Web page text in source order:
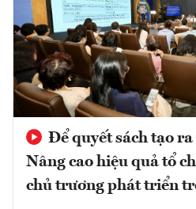
Để quyết sách tạo
Nâng cao hiệu quả tổ
chủ trương phát triển